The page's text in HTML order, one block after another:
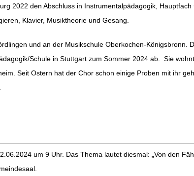
2022 den Abschluss in Instrumentalpädagogik,
Klavier, Musiktheorie und Gesang.
und an der Musikschule Oberkochen-Königsbronn.
Schule in Stuttgart zum Sommer 2024 ab. Sie
Seit Ostern hat der Chor schon einige Proben mit ihr
um 9 Uhr. Das Thema lautet diesmal: „Von den